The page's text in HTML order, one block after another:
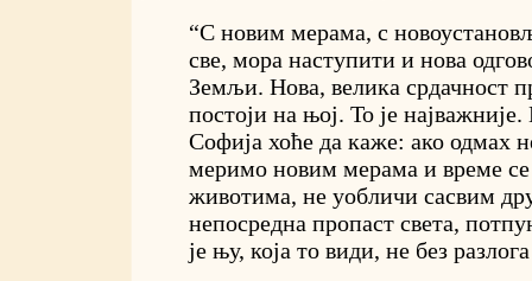
“С новим мерама, с
све, мора наступити и нова
Земљи. Нова, велика срдачност
постоји на њој. То је
Софија хоће да каже: ако одмах
меримо новим мерама и време
животима, не уобличи сасвим
непосредна пропаст света,
је њу, која то види, не без